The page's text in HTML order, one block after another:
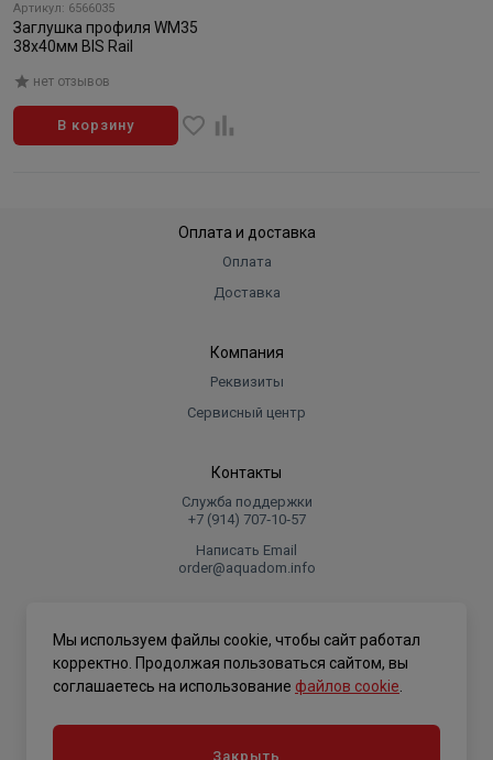
Артикул: 6566035
Заглушка профиля WM35
38х40мм BIS Rail
нет отзывов
В корзину
Оплата и доставка
Оплата
Доставка
Компания
Реквизиты
Сервисный центр
Контакты
Служба поддержки
+7 (914) 707‑10‑57
Написать Email
order@aquadom.info
.
Мы используем файлы cookie, чтобы сайт работал
корректно. Продолжая пользоваться сайтом, вы
соглашаетесь на использование файлов cookie
Закрыть